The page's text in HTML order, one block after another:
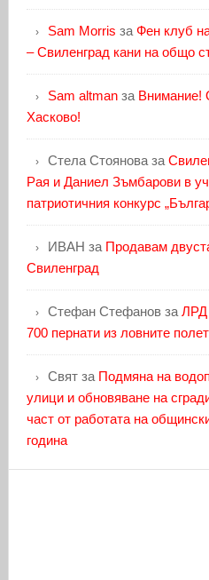
Sam Morris за Фен клуб
– Свиленград кани на общо
Sam altmanза Внимание!
Хасково!
Стела Стояноваза
Рая и Даниел Зъмбарови в
патриотичния конкурс
ИВАН за Продавам
Свиленград
Стефан Стефановза ЛРД
700 пернати из ловните
Святза Подмяна на
улици и обновяване на
част от работата на
година